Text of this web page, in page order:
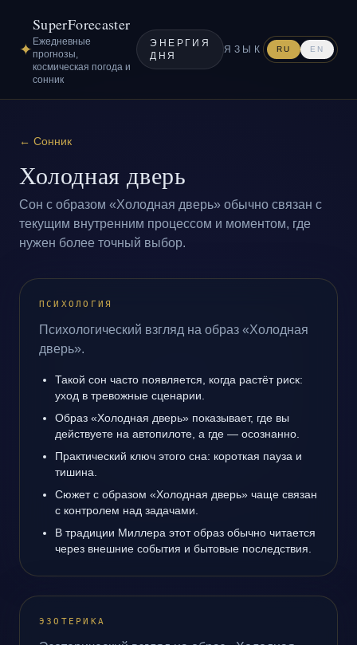
✦
SuperForecaster
Ежедневные
прогнозы,
космическая погода и
сонник
ЭНЕРГИЯ
ДНЯ
ЯЗЫК RU EN
← Сонник
Холодная дверь
Сон с образом «Холодная дверь» обычно связан с
текущим внутренним процессом и моментом, где
нужен более точный выбор.
ПСИХОЛОГИЯ
Психологический взгляд на образ «Холодная
дверь».
Такой сон часто появляется, когда растёт риск:
уход в тревожные сценарии.
Образ «Холодная дверь» показывает, где вы
действуете на автопилоте, а где — осознанно.
Практический ключ этого сна: короткая пауза и
тишина.
Сюжет с образом «Холодная дверь» чаще связан
с контролем над задачами.
В традиции Миллера этот образ обычно читается
через внешние события и бытовые последствия.
ЭЗОТЕРИКА